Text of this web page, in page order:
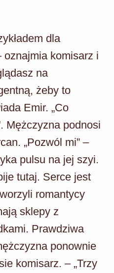
dla
oznajmia komisarz i
na
żeby to
Emir. „Co
Mężczyzna podnosi
„Pozwól mi” –
pulsu na jej szyi.
tutaj. Serce jest
romantycy
sklepy z
Prawdziwa
ponownie
komisarz. – „Trzy